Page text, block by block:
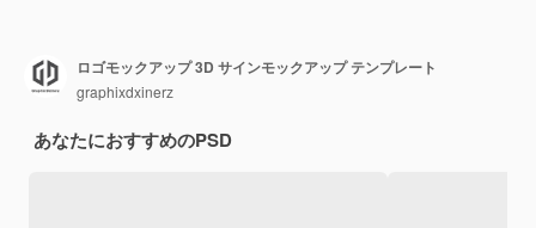
ロゴモックアップ 3D サインモックアップ テンプレート
graphixdxinerz
あなたにおすすめのPSD